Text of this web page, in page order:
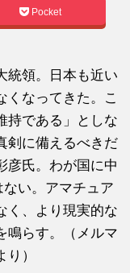
Pocket
統領。日本も近い
くなってきた。こ
持である」としな
剣に備えるべきだ
彦氏。わが国に中
ない。アマチュア
く、より現実的な
鳴らす。（メルマ
り）